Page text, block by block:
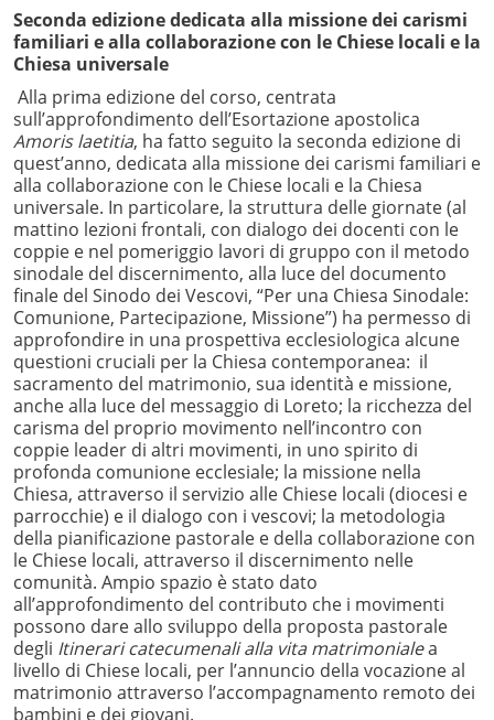
Seconda edizione dedicata alla missione dei carismi
familiari e alla collaborazione con le Chiese locali e la
Chiesa universale
Alla prima edizione del corso, centrata
sull’approfondimento dell’Esortazione apostolica
Amoris laetitia, ha fatto seguito la seconda edizione di
quest’anno, dedicata alla missione dei carismi familiari e
alla collaborazione con le Chiese locali e la Chiesa
universale. In particolare, la struttura delle giornate (al
mattino lezioni frontali, con dialogo dei docenti con le
coppie e nel pomeriggio lavori di gruppo con il metodo
sinodale del discernimento, alla luce del documento
finale del Sinodo dei Vescovi, “Per una Chiesa Sinodale:
Comunione, Partecipazione, Missione”) ha permesso di
approfondire in una prospettiva ecclesiologica alcune
questioni cruciali per la Chiesa contemporanea: il
sacramento del matrimonio, sua identità e missione,
anche alla luce del messaggio di Loreto; la ricchezza del
carisma del proprio movimento nell’incontro con
coppie leader di altri movimenti, in uno spirito di
profonda comunione ecclesiale; la missione nella
Chiesa, attraverso il servizio alle Chiese locali (diocesi e
parrocchie) e il dialogo con i vescovi; la metodologia
della pianificazione pastorale e della collaborazione con
le Chiese locali, attraverso il discernimento nelle
comunità. Ampio spazio è stato dato
all’approfondimento del contributo che i movimenti
possono dare allo sviluppo della proposta pastorale
degli Itinerari catecumenali alla vita matrimonialea
livello di Chiese locali, per l’annuncio della vocazione al
matrimonio attraverso l’accompagnamento remoto dei
bambini e dei giovani.